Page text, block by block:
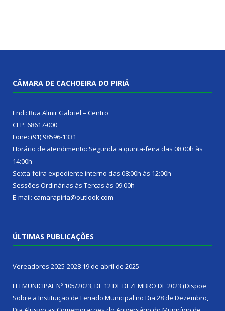
CÂMARA DE CACHOEIRA DO PIRIÁ
End.: Rua Almir Gabriel – Centro
CEP: 68617-000
Fone: (91) 98596-1331
Horário de atendimento: Segunda a quinta-feira das 08:00h às
14:00h
Sexta-feira expediente interno das 08:00h às 12:00h
Sessões Ordinárias às Terças às 09:00h
E-mail: camarapiria@outlook.com
ÚLTIMAS PUBLICAÇÕES
Vereadores 2025-2028 19 de abril de 2025
LEI MUNICIPAL Nº 105/2023, DE 12 DE DEZEMBRO DE 2023 (Dispõe
Sobre a Instituição de Feriado Municipal no Dia 28 de Dezembro,